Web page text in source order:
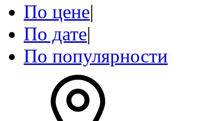
По цене|
По дате|
По популярности